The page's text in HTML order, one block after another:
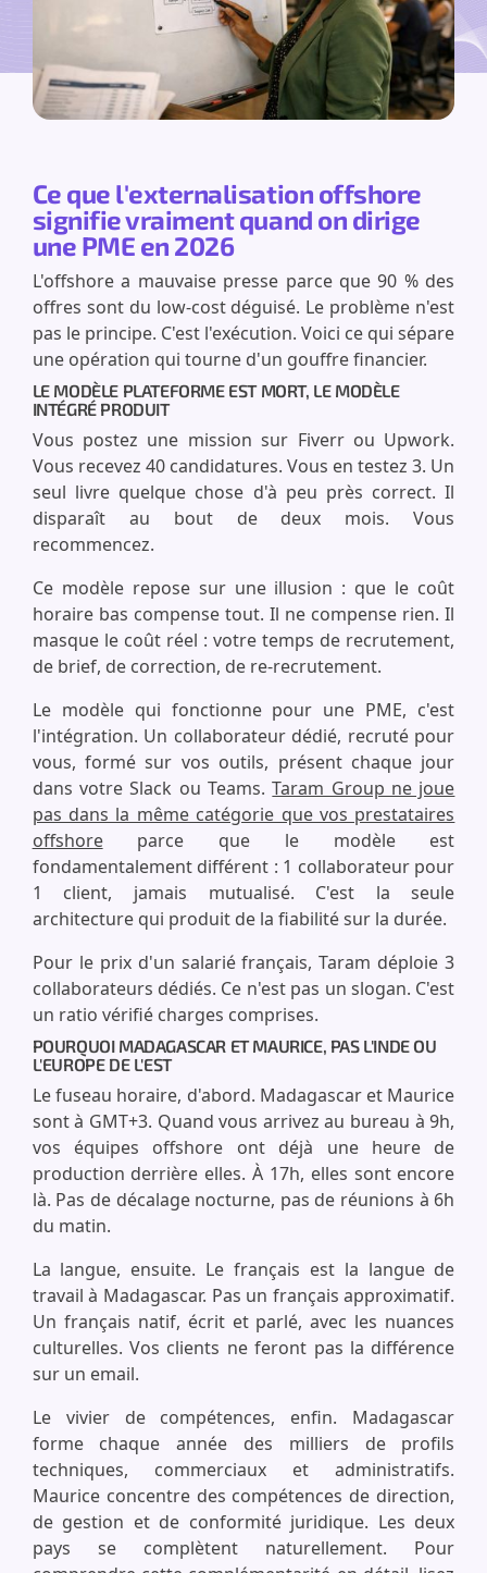
Ce que l'externalisation offshore
signifie vraiment quand on dirige
une PME en 2026
L'offshore a mauvaise presse parce que 90 % des
offres sont du low-cost déguisé. Le problème n'est
pas le principe. C'est l'exécution. Voici ce qui sépare
une opération qui tourne d'un gouffre financier.
LE MODÈLE PLATEFORME EST MORT, LE MODÈLE
INTÉGRÉ PRODUIT
Vous postez une mission sur Fiverr ou Upwork.
Vous recevez 40 candidatures. Vous en testez 3. Un
seul livre quelque chose d'à peu près correct. Il
disparaît au bout de deux mois. Vous
recommencez.
Ce modèle repose sur une illusion : que le coût
horaire bas compense tout. Il ne compense rien. Il
masque le coût réel : votre temps de recrutement,
de brief, de correction, de re-recrutement.
Le modèle qui fonctionne pour une PME, c'est
l'intégration. Un collaborateur dédié, recruté pour
vous, formé sur vos outils, présent chaque jour
dans votre Slack ou Teams.Taram Group ne joue
pas dans la même catégorie que vos prestataires
offshoreparce que le modèle est
fondamentalement différent : 1 collaborateur pour
1 client, jamais mutualisé. C'est la seule
architecture qui produit de la fiabilité sur la durée.
Pour le prix d'un salarié français, Taram déploie 3
collaborateurs dédiés. Ce n'est pas un slogan. C'est
un ratio vérifié charges comprises.
POURQUOI MADAGASCAR ET MAURICE, PAS L'INDE OU
L'EUROPE DE L'EST
Le fuseau horaire, d'abord. Madagascar et Maurice
sont à GMT+3. Quand vous arrivez au bureau à 9h,
vos équipes offshore ont déjà une heure de
production derrière elles. À 17h, elles sont encore
là. Pas de décalage nocturne, pas de réunions à 6h
du matin.
La langue, ensuite. Le français est la langue de
travail à Madagascar. Pas un français approximatif.
Un français natif, écrit et parlé, avec les nuances
culturelles. Vos clients ne feront pas la différence
sur un email.
Le vivier de compétences, enfin. Madagascar
forme chaque année des milliers de profils
techniques, commerciaux et administratifs.
Maurice concentre des compétences de direction,
de gestion et de conformité juridique. Les deux
pays se complètent naturellement. Pour